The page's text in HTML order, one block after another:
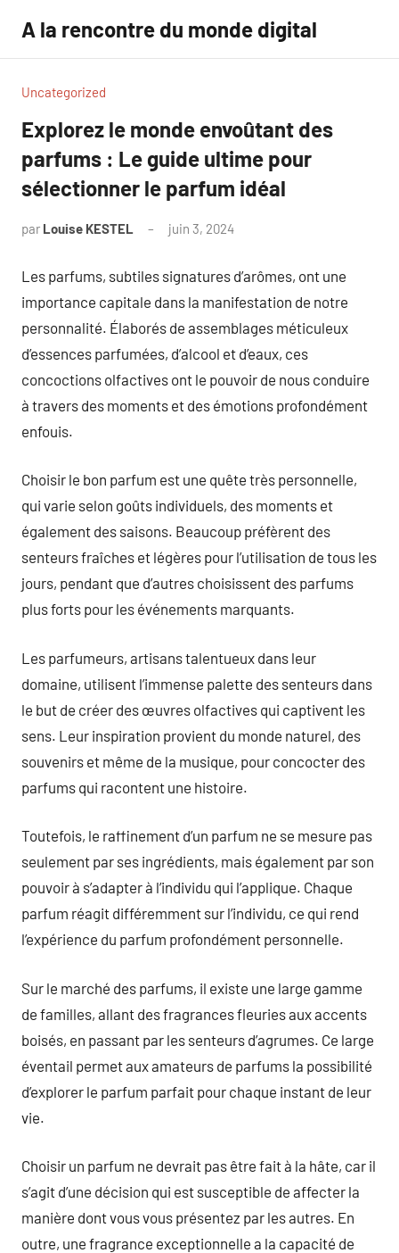
contenu
A la rencontre du monde digital
Uncategorized
Explorez le monde envoûtant des
parfums : Le guide ultime pour
sélectionner le parfum idéal
par Louise KESTEL juin 3, 2024
Les parfums, subtiles signatures d’arômes, ont une
importance capitale dans la manifestation de notre
personnalité. Élaborés de assemblages méticuleux
d’essences parfumées, d’alcool et d’eaux, ces
concoctions olfactives ont le pouvoir de nous conduire
à travers des moments et des émotions profondément
enfouis.
Choisir le bon parfum est une quête très personnelle,
qui varie selon goûts individuels, des moments et
également des saisons. Beaucoup préfèrent des
senteurs fraîches et légères pour l’utilisation de tous les
jours, pendant que d’autres choisissent des parfums
plus forts pour les événements marquants.
Les parfumeurs, artisans talentueux dans leur
domaine, utilisent l’immense palette des senteurs dans
le but de créer des œuvres olfactives qui captivent les
sens. Leur inspiration provient du monde naturel, des
souvenirs et même de la musique, pour concocter des
parfums qui racontent une histoire.
Toutefois, le raffinement d’un parfum ne se mesure pas
seulement par ses ingrédients, mais également par son
pouvoir à s’adapter à l’individu qui l’applique. Chaque
parfum réagit différemment sur l’individu, ce qui rend
l’expérience du parfum profondément personnelle.
Sur le marché des parfums, il existe une large gamme
de familles, allant des fragrances fleuries aux accents
boisés, en passant par les senteurs d’agrumes. Ce large
éventail permet aux amateurs de parfums la possibilité
d’explorer le parfum parfait pour chaque instant de leur
vie.
Choisir un parfum ne devrait pas être fait à la hâte, car il
s’agit d’une décision qui est susceptible de affecter la
manière dont vous vous présentez par les autres. En
outre, une fragrance exceptionnelle a la capacité de